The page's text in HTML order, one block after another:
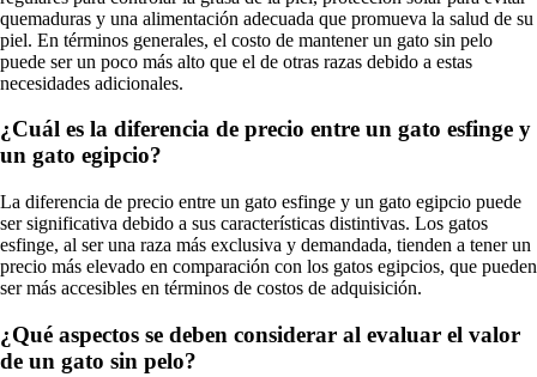
quemaduras y una alimentación adecuada que promueva la salud de su
piel. En términos generales, el costo de mantener un gato sin pelo
puede ser un poco más alto que el de otras razas debido a estas
necesidades adicionales.
¿Cuál es la diferencia de precio entre un gato esfinge y
un gato egipcio?
La diferencia de precio entre un gato esfinge y un gato egipcio puede
ser significativa debido a sus características distintivas. Los gatos
esfinge, al ser una raza más exclusiva y demandada, tienden a tener un
precio más elevado en comparación con los gatos egipcios, que pueden
ser más accesibles en términos de costos de adquisición.
¿Qué aspectos se deben considerar al evaluar el valor
de un gato sin pelo?